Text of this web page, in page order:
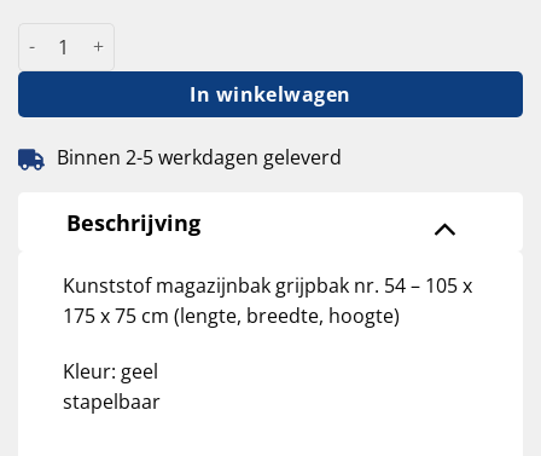
Kunststof magazijnbak grijpbak nr. 54 - 105 x 175 x 75 mm
In winkelwagen
Binnen 2-5 werkdagen geleverd
Beschrijving
Kunststof magazijnbak grijpbak nr. 54 – 105 x
175 x 75 cm (lengte, breedte, hoogte)
Kleur: geel
stapelbaar